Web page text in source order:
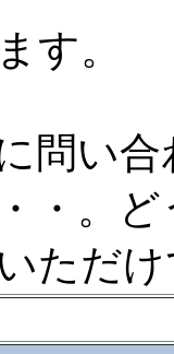
す。
問い
・。
ただ